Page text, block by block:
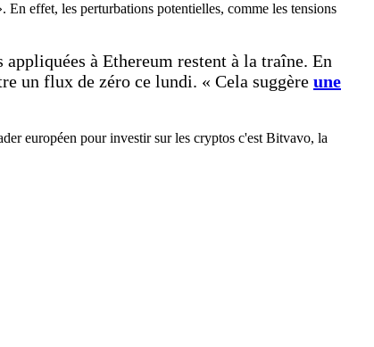
En effet, les perturbations potentielles, comme les tensions
à Ethereum restent à la traîne. En
un flux de zéro ce lundi. « Cela suggère une
européen pour investir sur les cryptos c'est Bitvavo, la